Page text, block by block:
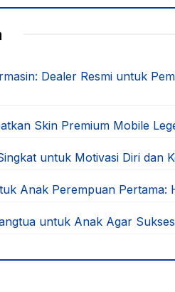
Dealer Resmi untuk
Skin Premium Mobile
untuk Motivasi Diri dan
Anak Perempuan Pertama:
untuk Anak Agar